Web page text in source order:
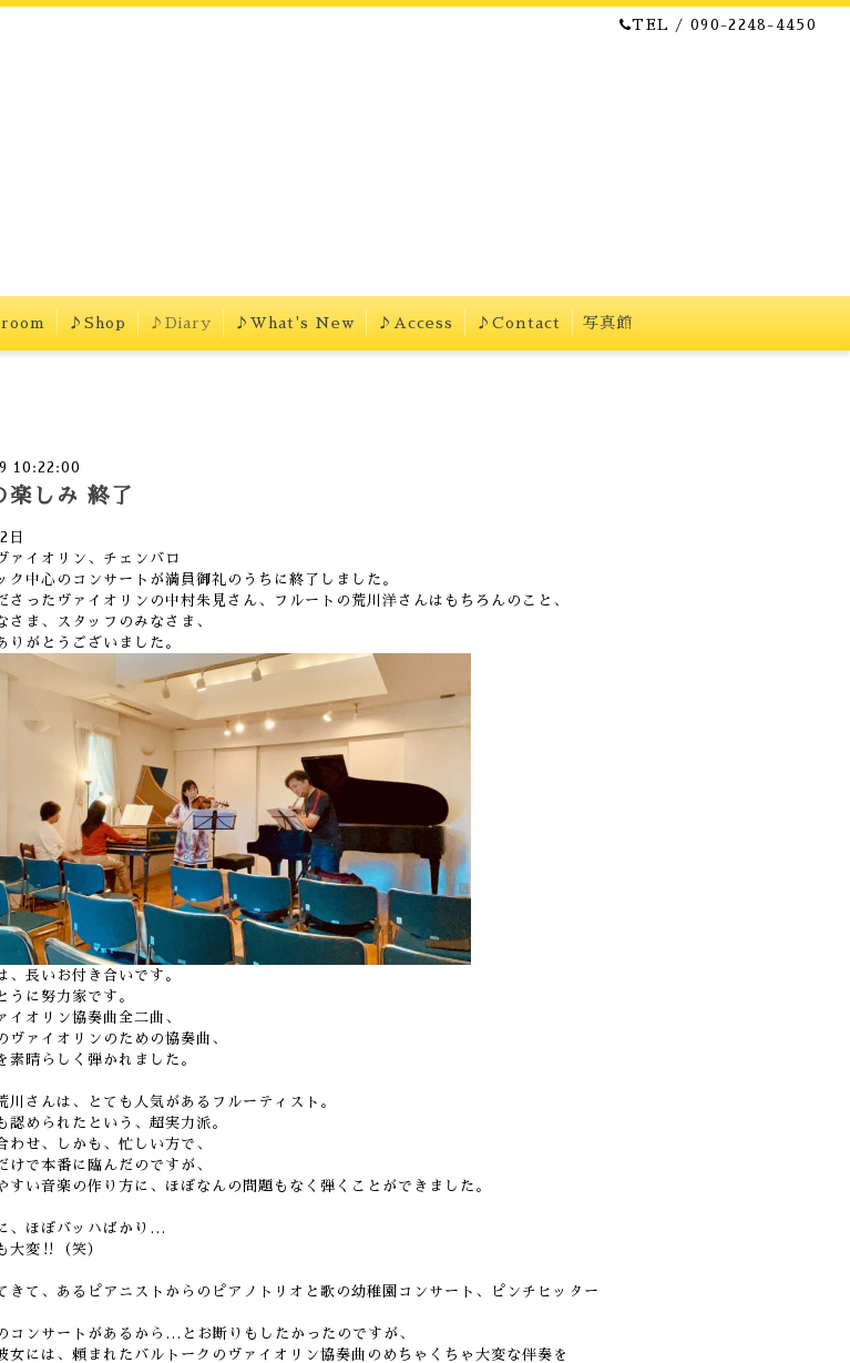
TEL / 090-2248-4450
♪Shop ♪Diary ♪What's New ♪Access ♪Contact 写真館
10:22:00
楽しみ 終了
日
ァイオリン、チェンバロ
ク中心のコンサートが満員御礼のうちに終了しました。
さったヴァイオリンの中村朱見さん、フルートの荒川洋さんはもちろんのこと、
さま、スタッフのみなさま、
りがとうございました。
、長いお付き合いです。
うに努力家です。
イオリン協奏曲全二曲、
ヴァイオリンのための協奏曲、
素晴らしく弾かれました。
川さんは、とても人気があるフルーティスト。
認められたという、超実力派。
わせ、しかも、忙しい方で、
けで本番に臨んだのですが、
すい音楽の作り方に、ほぼなんの問題もなく弾くことができました。
、ほぼバッハばかり…
大変‼︎（笑）
きて、あるピアニストからのピアノトリオと歌の幼稚園コンサート、ピンチヒッター
コンサートがあるから…とお断りもしたかったのですが、
女には、頼まれたバルトークのヴァイオリン協奏曲のめちゃくちゃ大変な伴奏を